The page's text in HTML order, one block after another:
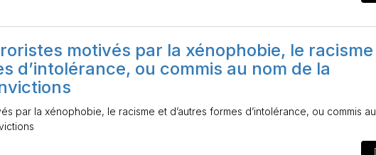
motivés par la xénophobie, le racisme
d’intolérance, ou commis au nom de la
par la xénophobie, le racisme et d’autres formes d’intolérance, ou commis au